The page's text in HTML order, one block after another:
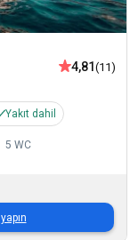
4,81 (11)
Yakıt dahil
5 WC